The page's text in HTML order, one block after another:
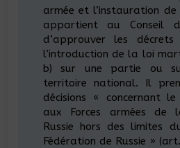
armée et l’instauration
appartient au Conseil
d’approuver les décrets
l’introduction de la loi
b) sur une partie ou
territoire national. Il
décisions « concernant
aux Forces armées de
Russie hors des limites
Fédération de Russie »